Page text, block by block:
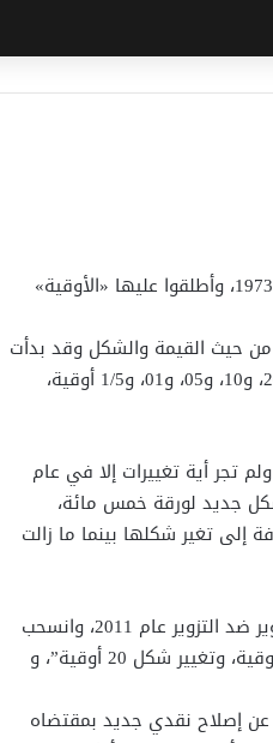
بعد أن كانت تستخدم الفرنك الأفريقي، أصدرت موريتانيا عملتها الوطنية عام 1973، وأطلقوا عليها «الأوقية»
اعترتها تغيرات جمة من حيث القيمة والشكل وقد بدأت
بأوراق نقدية من فئة ألف و مائتين ومائة أوقية، والقطع المعدنية من فئة 20، و10، و05، و01، و1/5 أوقية،
ولم تجر أية تغييرات إلا في عام
جديد لورقة خمس مائة،
ورقة ألفين بالإضافة إلى تغير شكلها بينما ما زالت
وقد تم ابتكار ورقة 5000 أوقية عام 2009، ولكنها خضعت لعملية تأمين وتطوير ضد التزوير عام 2011، وانسحب
ذلك على عدة فئات نقدية أخرى، إلى جانب ابتكار قطعة معدنية من فئة 50 أوقية، وتغيير شكل 20 أوقية”، و
إصلاح نقدي جديد بمقتضاه